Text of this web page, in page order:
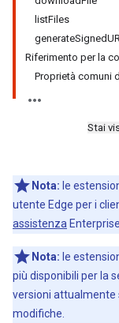
listFiles
Riferimento per la
Proprietà comuni
Stai
Nota: le
utente Edge per i
assistenza Enterprise.
Nota: le
più disponibili per la
versioni attualmente
modifiche.